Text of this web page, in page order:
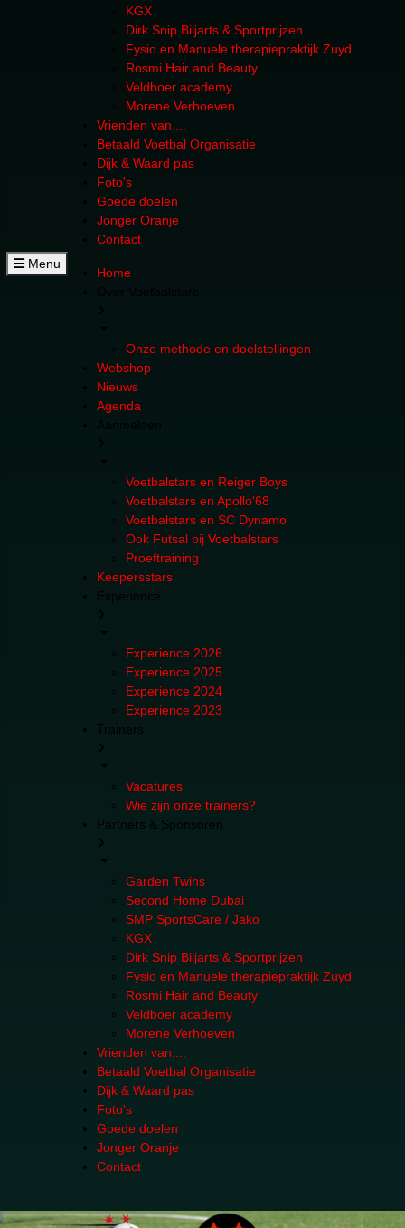
Menu
KGX
Dirk Snip Biljarts & Sportprijzen
Fysio en Manuele therapiepraktijk Zuyd
Rosmi Hair and Beauty
Veldboer academy
Morene Verhoeven
Vrienden van....
Betaald Voetbal Organisatie
Dijk & Waard pas
Foto's
Goede doelen
Jonger Oranje
Contact
Home
Onze methode en doelstellingen
Webshop
Nieuws
Agenda
Voetbalstars en Reiger Boys
Voetbalstars en Apollo'68
Voetbalstars en SC Dynamo
Ook Futsal bij Voetbalstars
Proeftraining
Keepersstars
Experience 2026
Experience 2025
Experience 2024
Experience 2023
Trainers
Vacatures
Wie zijn onze trainers?
Partners & Sponsoren
Garden Twins
Second Home Dubai
SMP SportsCare / Jako
KGX
Dirk Snip Biljarts & Sportprijzen
Fysio en Manuele therapiepraktijk Zuyd
Rosmi Hair and Beauty
Veldboer academy
Morene Verhoeven
Vrienden van....
Betaald Voetbal Organisatie
Dijk & Waard pas
Foto's
Goede doelen
Jonger Oranje
Contact